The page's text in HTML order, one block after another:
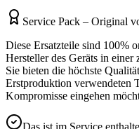
Service Pack – Original
Diese Ersatzteile sind 100%
Hersteller des Geräts in
Sie bieten die höchste
Erstproduktion verwendeten
Kompromisse eingehen
Das ist im Service